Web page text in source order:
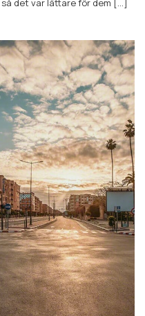
det var lättare för dem [...]